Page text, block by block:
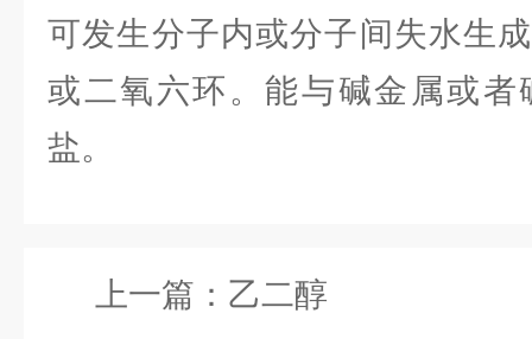
可发生分子内或分子间失水生
或二氧六环。能与碱金属或者
盐。
上一篇： 乙二醇